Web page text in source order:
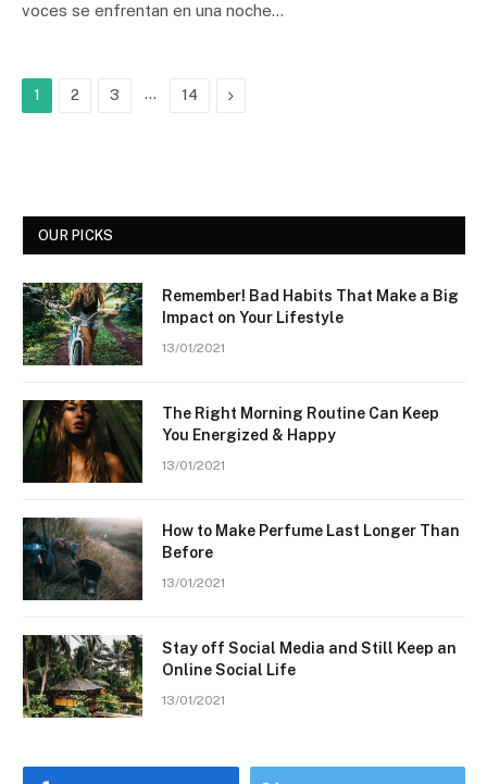
voces se enfrentan en una noche…
1 2 3 … 14 Next
OUR PICKS
Remember! Bad Habits That Make a Big
Impact on Your Lifestyle
13/01/2021
The Right Morning Routine Can Keep
You Energized & Happy
13/01/2021
How to Make Perfume Last Longer Than
Before
13/01/2021
Stay off Social Media and Still Keep an
Online Social Life
13/01/2021